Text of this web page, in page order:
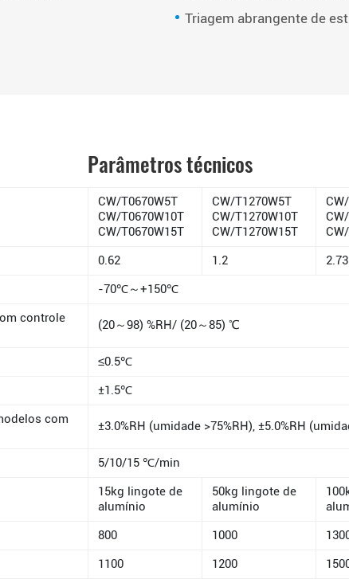
Triagem abrangente de
Parâmetros técnicos
CW/T0670W5T
CW/T0670W10T
CW/T0670W15T
CW/T1270W5T
CW/T1270W10T
CW/T1270W15T
0.62 1.2 2.73
-70℃～+150℃
controle
(20～98) %RH/ (20～85) ℃
≤0.5℃
±1.5℃
com
±3.0%RH (umidade >75%RH), ±5.0%RH
5/10/15 ℃/min
15kg lingote de
alumínio
50kg lingote de
alumínio
800 1000
1100 1200